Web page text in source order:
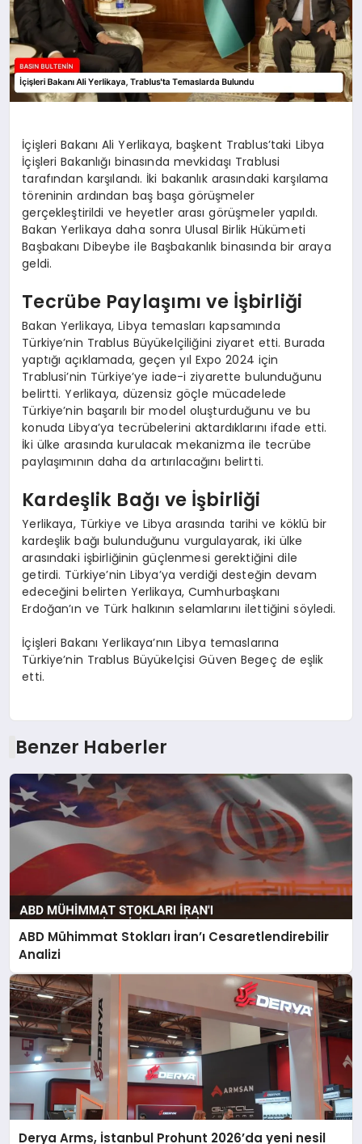
İçişleri Bakanı Ali Yerlikaya, başkent Trablus’taki Libya
İçişleri Bakanlığı binasında mevkidaşı Trablusi
tarafından karşılandı. İki bakanlık arasındaki karşılama
töreninin ardından baş başa görüşmeler
gerçekleştirildi ve heyetler arası görüşmeler yapıldı.
Bakan Yerlikaya daha sonra Ulusal Birlik Hükümeti
Başbakanı Dibeybe ile Başbakanlık binasında bir araya
geldi.
Tecrübe Paylaşımı ve İşbirliği
Bakan Yerlikaya, Libya temasları kapsamında
Türkiye’nin Trablus Büyükelçiliğini ziyaret etti. Burada
yaptığı açıklamada, geçen yıl Expo 2024 için
Trablusi’nin Türkiye’ye iade-i ziyarette bulunduğunu
belirtti. Yerlikaya, düzensiz göçle mücadelede
Türkiye’nin başarılı bir model oluşturduğunu ve bu
konuda Libya’ya tecrübelerini aktardıklarını ifade etti.
İki ülke arasında kurulacak mekanizma ile tecrübe
paylaşımının daha da artırılacağını belirtti.
Kardeşlik Bağı ve İşbirliği
Yerlikaya, Türkiye ve Libya arasında tarihi ve köklü bir
kardeşlik bağı bulunduğunu vurgulayarak, iki ülke
arasındaki işbirliğinin güçlenmesi gerektiğini dile
getirdi. Türkiye’nin Libya’ya verdiği desteğin devam
edeceğini belirten Yerlikaya, Cumhurbaşkanı
Erdoğan’ın ve Türk halkının selamlarını ilettiğini söyledi.
İçişleri Bakanı Yerlikaya’nın Libya temaslarına
Türkiye’nin Trablus Büyükelçisi Güven Begeç de eşlik
etti.
Benzer Haberler
ABD Mühimmat Stokları İran’ı Cesaretlendirebilir
Analizi
Derya Arms, İstanbul Prohunt 2026’da yeni nesil